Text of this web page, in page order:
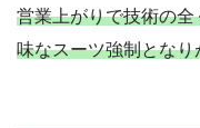
営業上がりで技術の
味なスーツ強制とな